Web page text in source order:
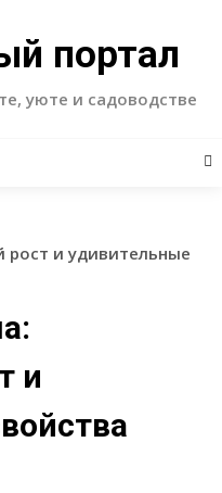
портал
уюте и садоводстве
рост и удивительные
и